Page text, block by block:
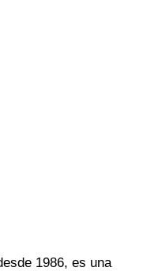
1986, es una